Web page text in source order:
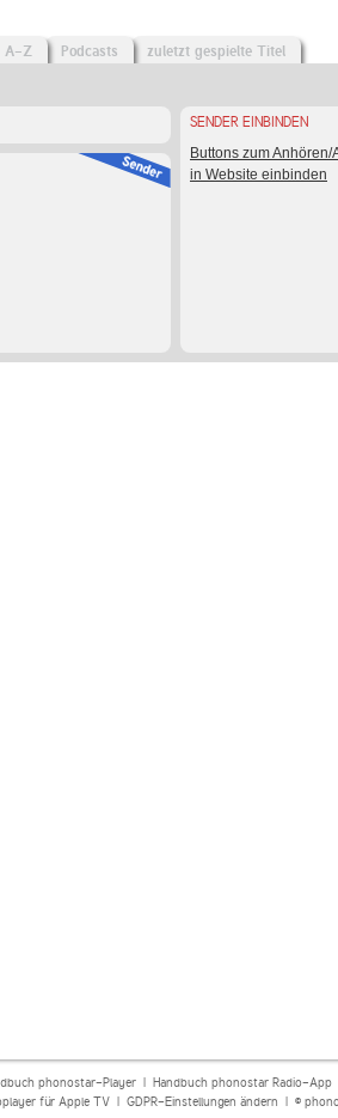
A-Z Podcasts zuletzt gespielte Titel
SENDER EINBINDEN
Buttons zum Anhören/
in Website einbinden
phonostar-Player| Handbuch phonostar Radio-App
für Apple TV| GDPR-Einstellungen ändern | ©